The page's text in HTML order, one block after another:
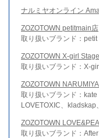
ナルミヤオンライン
ZOZOTOWN petitmain店
取り扱いブランド：
ZOZOTOWN X-girl
取り扱いブランド：X-
ZOZOTOWN
取り扱いブランド：
LOVETOXIC、
ZOZOTOWN
取り扱いブランド：